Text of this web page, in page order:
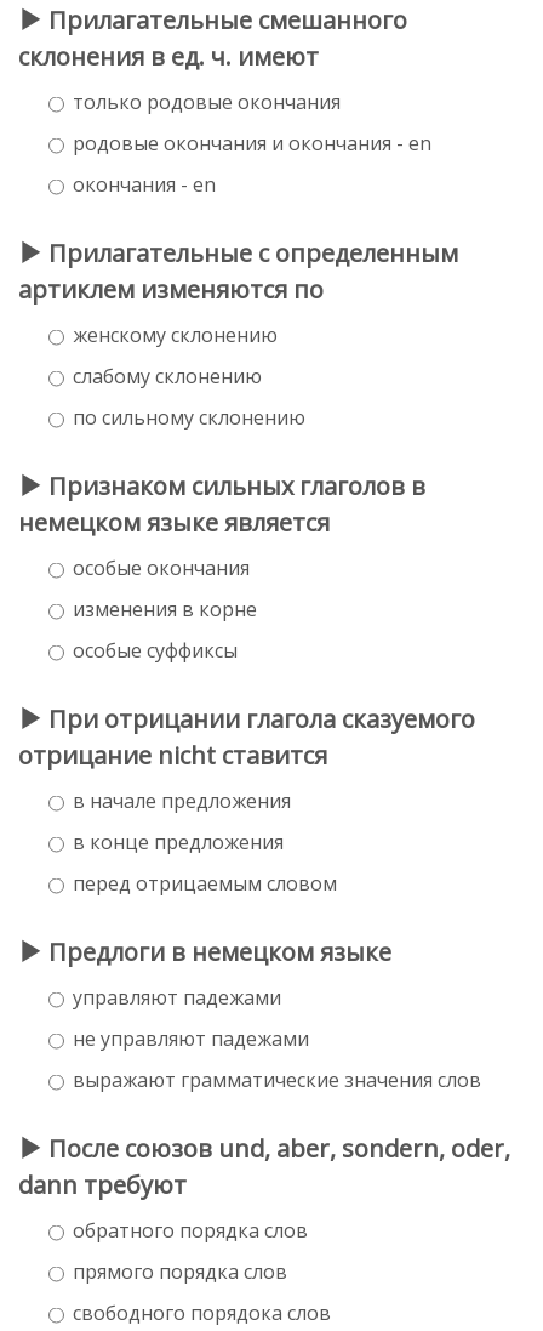
Прилагательные смешанного
склонения в ед. ч. имеют
только родовые окончания
родовые окончания и окончания - en
окончания - en
Прилагательные с определенным
артиклем изменяются по
женскому склонению
слабому склонению
по сильному склонению
Признаком сильных глаголов в
немецком языке является
особые окончания
изменения в корне
особые суффиксы
При отрицании глагола сказуемого
отрицание nicht ставится
в начале предложения
в конце предложения
перед отрицаемым словом
Предлоги в немецком языке
управляют падежами
не управляют падежами
выражают грамматические значения слов
После союзов und, aber, sondern, oder,
dann требуют
обратного порядка слов
прямого порядка слов
свободного порядока слов